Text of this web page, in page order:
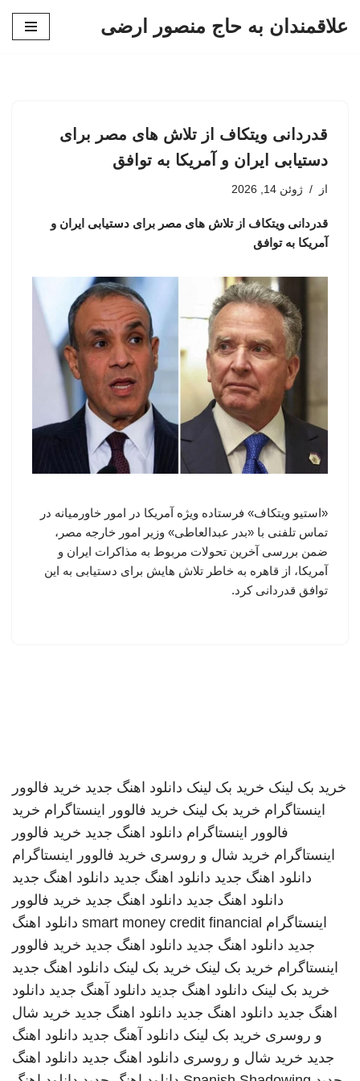
علاقمندان به حاج منصور ارضی
قدردانی ویتکاف از تلاش های مصر برای
دستیابی ایران و آمریکا به توافق
از ژوئن 14, 2026
قدردانی ویتکاف از تلاش های مصر برای دستیابی ایران و
آمریکا به توافق
«استیو ویتکاف» فرستاده ویژه آمریکا در امور خاورمیانه در
تماس تلفنی با «بدر عبدالعاطی» وزیر امور خارجه مصر،
ضمن بررسی آخرین تحولات مربوط به مذاکرات ایران و
آمریکا، از قاهره به خاطر تلاش هایش برای دستیابی به این
توافق قدردانی کرد.
خرید بک لینک خرید بک لینک دانلود اهنگ جدید خرید فالوور
اینستاگرام خرید بک لینک خرید فالوور اینستاگرام خرید
فالوور اینستاگرام دانلود اهنگ جدید خرید فالوور
اینستاگرام خرید شال و روسری خرید فالوور اینستاگرام
دانلود اهنگ جدید دانلود اهنگ جدید دانلود اهنگ جدید
دانلود اهنگ جدید دانلود اهنگ جدید خرید فالوور
اینستاگرام smart money credit financial دانلود اهنگ
جدید دانلود اهنگ جدید دانلود اهنگ جدید خرید فالوور
اینستاگرام خرید بک لینک خرید بک لینک دانلود اهنگ جدید
خرید بک لینک دانلود اهنگ جدید دانلود آهنگ جدید دانلود
اهنگ جدید دانلود اهنگ جدید دانلود اهنگ جدید خرید شال
و روسری خرید بک لینک دانلود آهنگ جدید دانلود اهنگ
جدید خرید شال و روسری دانلود اهنگ جدید دانلود اهنگ